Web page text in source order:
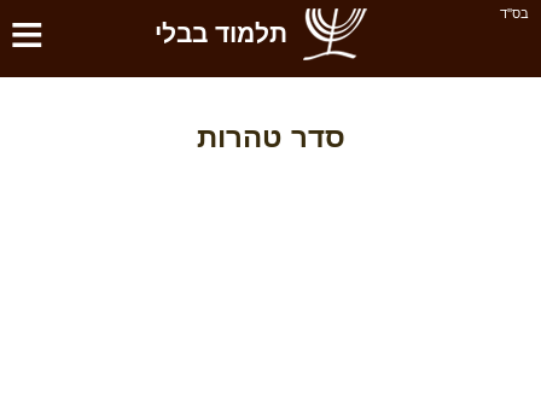
בס''ד ≡ תלמוד בבלי
סדר טהרות